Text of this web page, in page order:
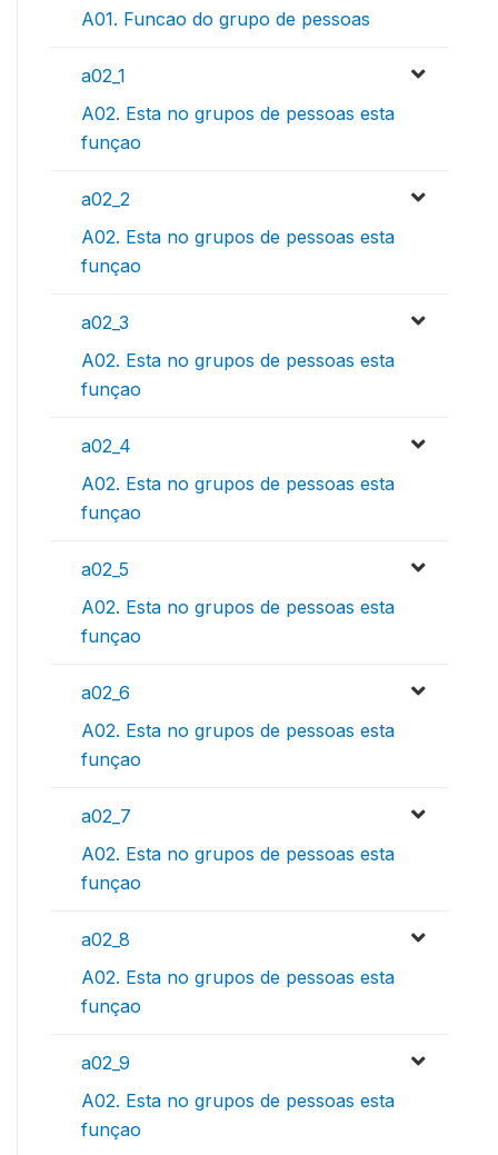
A01. Funcao do grupo de pessoas
a02_1
A02. Esta no grupos de pessoas esta
funçao
a02_2
A02. Esta no grupos de pessoas esta
funçao
a02_3
A02. Esta no grupos de pessoas esta
funçao
a02_4
A02. Esta no grupos de pessoas esta
funçao
a02_5
A02. Esta no grupos de pessoas esta
funçao
a02_6
A02. Esta no grupos de pessoas esta
funçao
a02_7
A02. Esta no grupos de pessoas esta
funçao
a02_8
A02. Esta no grupos de pessoas esta
funçao
a02_9
A02. Esta no grupos de pessoas esta
funçao